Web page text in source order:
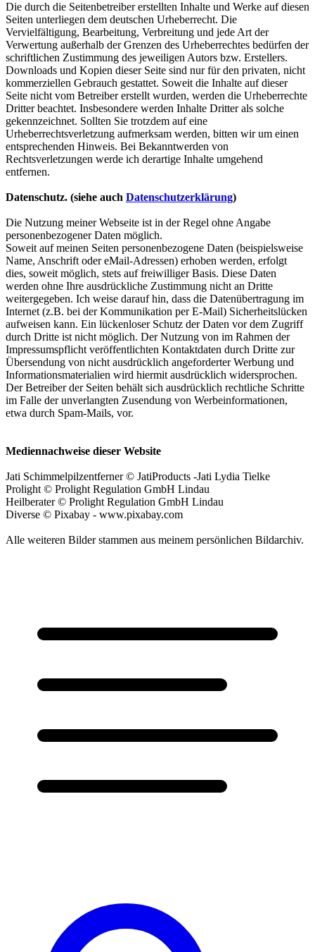
Die durch die Seitenbetreiber erstellten Inhalte und Werke auf diesen
Seiten unterliegen dem deutschen Urheberrecht. Die
Vervielfältigung, Bearbeitung, Verbreitung und jede Art der
Verwertung außerhalb der Grenzen des Urheberrechtes bedürfen der
schriftlichen Zustimmung des jeweiligen Autors bzw. Erstellers.
Downloads und Kopien dieser Seite sind nur für den privaten, nicht
kommerziellen Gebrauch gestattet. Soweit die Inhalte auf dieser
Seite nicht vom Betreiber erstellt wurden, werden die Urheberrechte
Dritter beachtet. Insbesondere werden Inhalte Dritter als solche
gekennzeichnet. Sollten Sie trotzdem auf eine
Urheberrechtsverletzung aufmerksam werden, bitten wir um einen
entsprechenden Hinweis. Bei Bekanntwerden von
Rechtsverletzungen werde ich derartige Inhalte umgehend
entfernen.
Datenschutz. (siehe auch Datenschutzerklärung)
Die Nutzung meiner Webseite ist in der Regel ohne Angabe
personenbezogener Daten möglich.
Soweit auf meinen Seiten personenbezogene Daten (beispielsweise
Name, Anschrift oder eMail-Adressen) erhoben werden, erfolgt
dies, soweit möglich, stets auf freiwilliger Basis. Diese Daten
werden ohne Ihre ausdrückliche Zustimmung nicht an Dritte
weitergegeben. Ich weise darauf hin, dass die Datenübertragung im
Internet (z.B. bei der Kommunikation per E-Mail) Sicherheitslücken
aufweisen kann. Ein lückenloser Schutz der Daten vor dem Zugriff
durch Dritte ist nicht möglich. Der Nutzung von im Rahmen der
Impressumspflicht veröffentlichten Kontaktdaten durch Dritte zur
Übersendung von nicht ausdrücklich angeforderter Werbung und
Informationsmaterialien wird hiermit ausdrücklich widersprochen.
Der Betreiber der Seiten behält sich ausdrücklich rechtliche Schritte
im Falle der unverlangten Zusendung von Werbeinformationen,
etwa durch Spam-Mails, vor.
Mediennachweise dieser Website
Jati Schimmelpilzentferner © JatiProducts -Jati Lydia Tielke
Prolight © Prolight Regulation GmbH Lindau
Heilberater © Prolight Regulation GmbH Lindau
Diverse © Pixabay - www.pixabay.com
Alle weiteren Bilder stammen aus meinem persönlichen Bildarchiv.